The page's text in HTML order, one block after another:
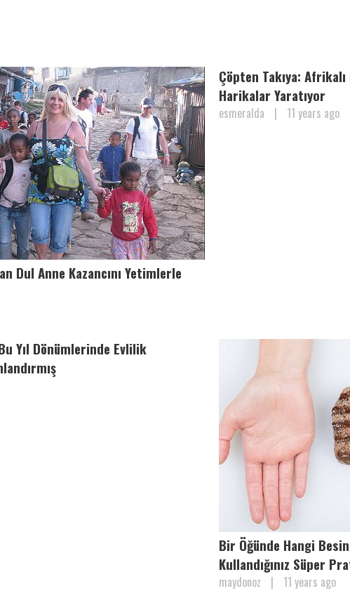
Dul Anne Kazancını Yetimlerle
Çöpten Takıya:
Harikalar Yaratıyor
esmeralda | 11 years ago
Yıl Dönümlerinde Evlilik
Bir Öğünde Hangi
Kullandığınız Süper
maydonoz | 11 years ago